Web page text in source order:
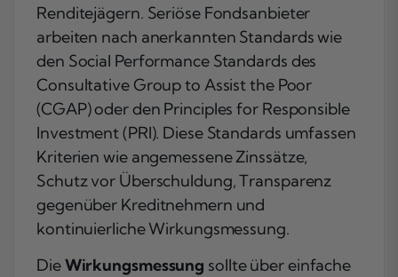
Renditejägern. Seriöse Fondsanbieter
arbeiten nach anerkannten Standards wie
den Social Performance Standards des
Consultative Group to Assist the Poor
(CGAP) oder den Principles for Responsible
Investment (PRI). Diese Standards umfassen
Kriterien wie angemessene Zinssätze,
Schutz vor Überschuldung, Transparenz
gegenüber Kreditnehmern und
kontinuierliche Wirkungsmessung.
DieWirkungsmessung sollte über einfache